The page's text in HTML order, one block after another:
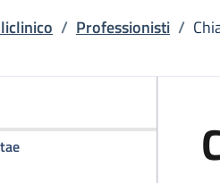
di pane
/ Professionisti /
della pagina Chiara Zanfi
Chiara Zanfi